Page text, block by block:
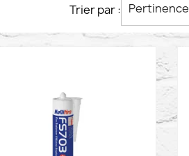
Trier par : Pertinence